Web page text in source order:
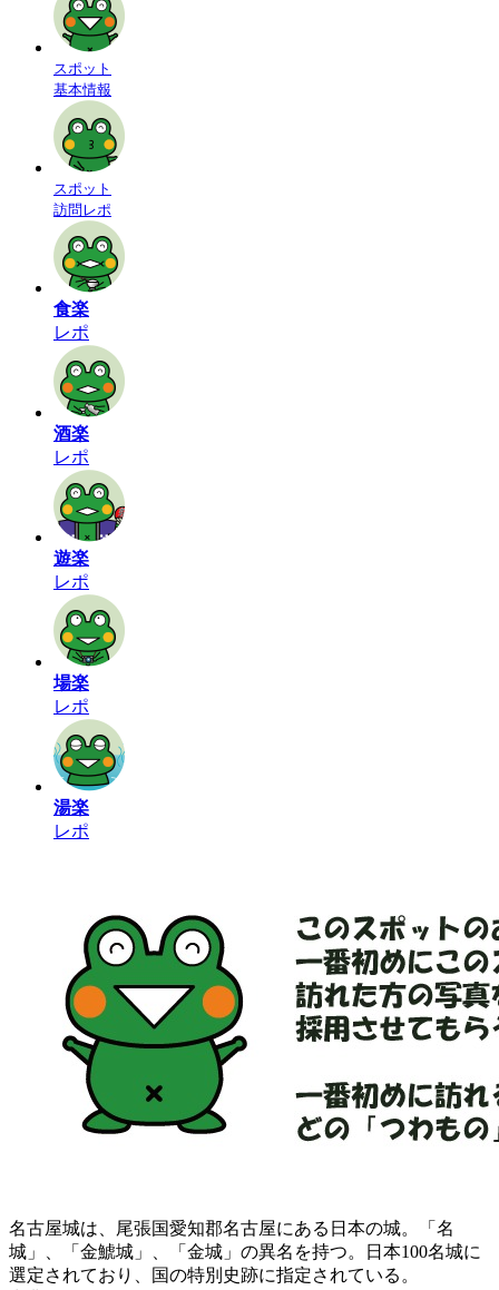
スポット
基本情報
スポット
訪問レポ
食楽
レポ
酒楽
レポ
遊楽
レポ
場楽
レポ
湯楽
レポ
名古屋城は、尾張国愛知郡名古屋にある日本の城。「名
城」、「金鯱城」、「金城」の異名を持つ。日本100名城に
選定されており、国の特別史跡に指定されている。